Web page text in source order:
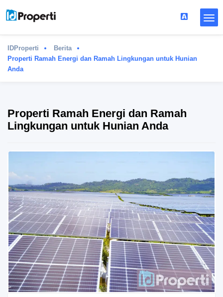
IDProperti
Berita
Properti Ramah Energi dan Ramah Lingkungan untuk Hunian
Anda
Properti Ramah Energi dan Ramah
Lingkungan untuk Hunian Anda